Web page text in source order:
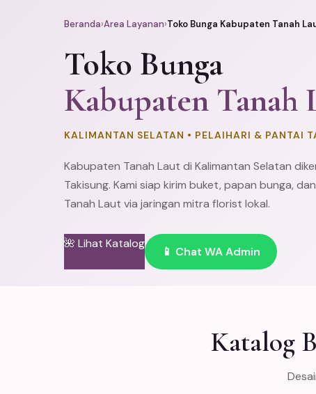
Beranda›Area Layanan›Toko Bunga Kabupaten Tanah
Toko Bunga
Kabupaten Tanah
KALIMANTAN SELATAN • PELAIHARI & PANTAI
Kabupaten Tanah Laut di Kalimantan Selatan
Takisung. Kami siap kirim buket, papan bunga, dan
Tanah Laut via jaringan mitra florist lokal.
🌺 Lihat Katalog
📱 Chat WA Admin
Katalog